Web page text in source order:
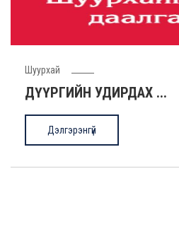
Шуурхай
ДҮҮРГИЙН УДИРДАХ ...
Дэлгэрэнгүй
Nalaikh